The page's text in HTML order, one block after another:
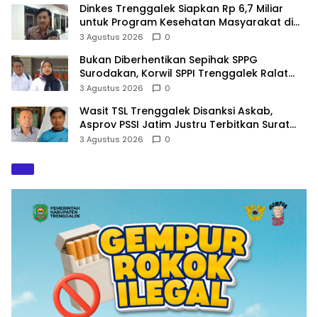
Dinkes Trenggalek Siapkan Rp 6,7 Miliar
untuk Program Kesehatan Masyarakat di
2027
3 Agustus 2026 0
Bukan Diberhentikan Sepihak SPPG
Surodakan, Korwil SPPI Trenggalek Ralat
Pernyataan Soal Permata Umat Tolak MBG
3 Agustus 2026 0
Wasit TSL Trenggalek Disanksi Askab,
Asprov PSSI Jatim Justru Terbitkan Surat
Tugas di Hari yang Sama
3 Agustus 2026 0